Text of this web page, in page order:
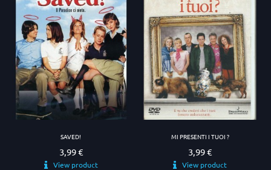
SAVED!
Prezzo
3,99 €
View product
MI PRESENTI I TUOI ?
Prezzo
3,99 €
View product